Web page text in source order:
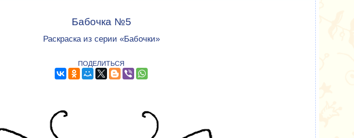
Бабочка №5
Раскраска из серии «Бабочки»
ПОДЕЛИТЬСЯ